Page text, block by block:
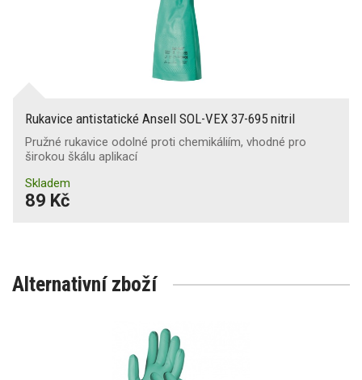
Rukavice antistatické Ansell SOL-VEX 37-695 nitril
Pružné rukavice odolné proti chemikáliím, vhodné pro
širokou škálu aplikací
Skladem
89 Kč
Alternativní zboží